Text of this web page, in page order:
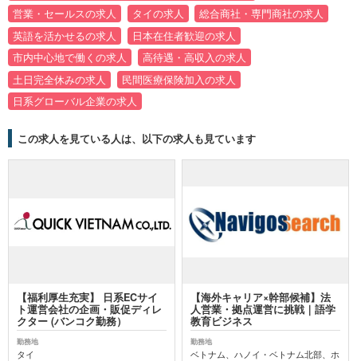
営業・セールスの求人 タイの求人
総合商社・専門商社の求人
英語を活かせるの求人
日本在住者歓迎の求人
市内中心地で働くの求人
高待遇・高収入の求人
土日完全休みの求人
民間医療保険加入の求人
日系グローバル企業の求人
この求人を見ている人は、以下の求人も見ています
【福利厚生充実】 日系ECサイ
ト運営会社の企画・販促ディレ
クター (バンコク勤務）
勤務地
タイ
【海外キャリア×幹部候補】法
人営業・拠点運営に挑戦｜語学
教育ビジネス
勤務地
ベトナム、ハノイ・ベトナム北部、ホ